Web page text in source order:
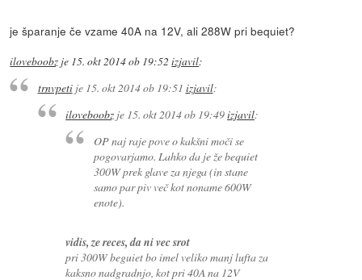
je šparanje če vzame 40A na 12V, ali 288W pri bequiet?
iloveboobz je 15. okt 2014 ob 19:52 izjavil:
trnvpetije 15. okt 2014 ob 19:51 izjavil:
iloveboobz je 15. okt 2014 ob 19:49izjavil:
OP naj raje pove o kakšni moči se
pogovarjamo. Lahko da je že bequiet
300W prek glave za njega (in stane
samo par piv več kot noname 600W
enote).
vidis, ze reces, da ni vec srot
pri 300W beguiet bo imel veliko manj lufta za
kaksno nadgradnjo, kot pri 40A na 12V